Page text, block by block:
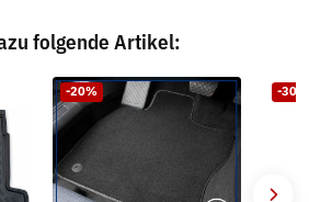
folgende Artikel:
-20% -30%